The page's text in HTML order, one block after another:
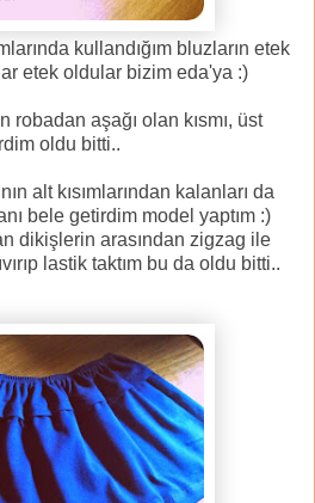
kullandığım bluzların etek
etek oldular bizim eda'ya :)
robadan aşağı olan kısmı, üst
oldu bitti..
alt kısımlarından kalanları da
bele getirdim model yaptım :)
dikişlerin arasından zigzag ile
lastik taktım bu da oldu bitti..